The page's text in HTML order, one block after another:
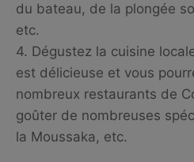
du bateau, de la plongée
etc.
4. Dégustez la cuisine
est délicieuse et vous
nombreux restaurants de
goûter de nombreuses
la Moussaka, etc.